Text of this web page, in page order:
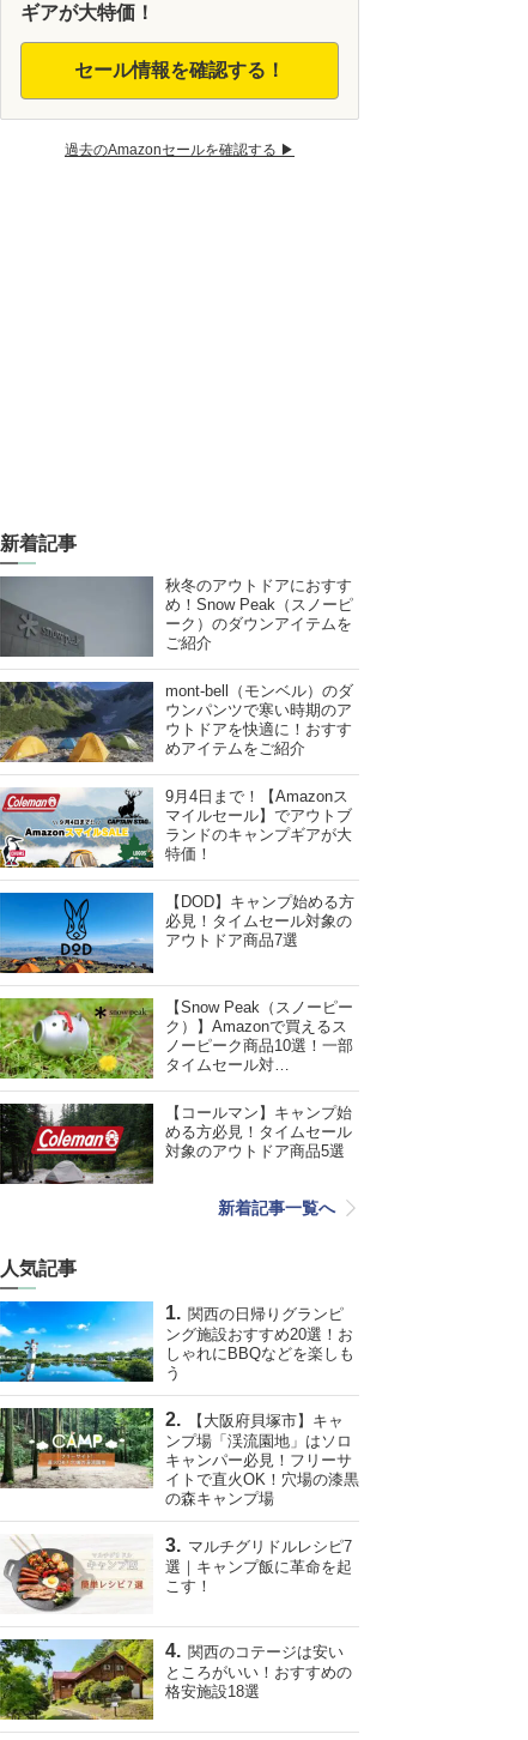
ギアが大特価！
セール情報を確認する！
過去のAmazonセールを確認する ▶︎
新着記事
秋冬のアウトドアにおすす
め！Snow Peak（スノーピ
ーク）のダウンアイテムを
ご紹介
mont-bell（モンベル）のダ
ウンパンツで寒い時期のア
ウトドアを快適に！おすす
めアイテムをご紹介
9月4日まで！【Amazonス
マイルセール】でアウトブ
ランドのキャンプギアが大
特価！
【DOD】キャンプ始める方
必見！タイムセール対象の
アウトドア商品7選
【Snow Peak（スノーピー
ク）】Amazonで買えるス
ノーピーク商品10選！一部
タイムセール対…
【コールマン】キャンプ始
める方必見！タイムセール
対象のアウトドア商品5選
新着記事一覧へ
人気記事
関西の日帰りグランピ
ング施設おすすめ20選！お
しゃれにBBQなどを楽しも
う
【大阪府貝塚市】キャ
ンプ場「渓流園地」はソロ
キャンパー必見！フリーサ
イトで直火OK！穴場の漆黒
の森キャンプ場
マルチグリドルレシピ7
選｜キャンプ飯に革命を起
こす！
関西のコテージは安い
ところがいい！おすすめの
格安施設18選